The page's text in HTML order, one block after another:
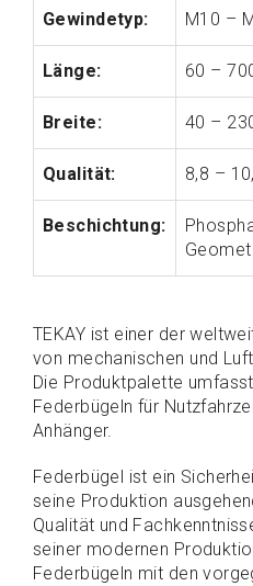
Gewindetyp: M10 –
Länge: 60 –
Breite: 40 –
Qualität: 8,8 –
Beschichtung:
TEKAY ist einer der
von mechanischen und
Die Produktpalette
Federbügeln für
Anhänger.
Federbügel ist ein
seine Produktion
Qualität und
seiner modernen
Federbügeln mit den